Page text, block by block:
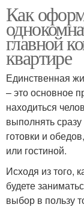
Как
главной
квартире
Единственная
– это основное
находиться
выполнять
готовки и
или гостиной.
Исходя из того,
будете
выбор в пользу